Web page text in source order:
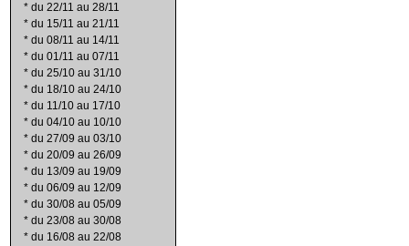
* du 22/11 au 28/11
* du 15/11 au 21/11
* du 08/11 au 14/11
* du 01/11 au 07/11
* du 25/10 au 31/10
* du 18/10 au 24/10
* du 11/10 au 17/10
* du 04/10 au 10/10
* du 27/09 au 03/10
* du 20/09 au 26/09
* du 13/09 au 19/09
* du 06/09 au 12/09
* du 30/08 au 05/09
* du 23/08 au 30/08
* du 16/08 au 22/08